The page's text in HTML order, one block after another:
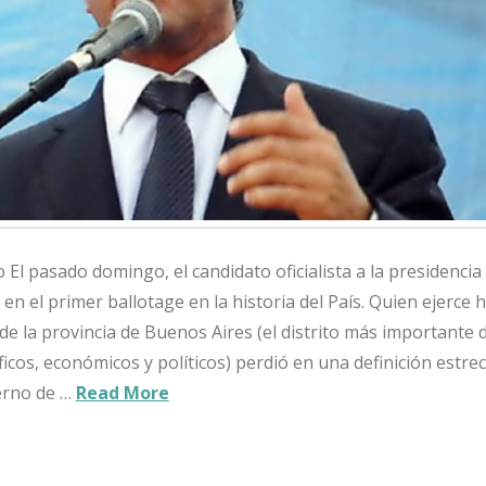
pasado domingo, el candidato oficialista a la presidencia
el primer ballotage en la historia del País. Quien ejerce
la provincia de Buenos Aires (el distrito más importante
económicos y políticos) perdió en una definición
de … Read More